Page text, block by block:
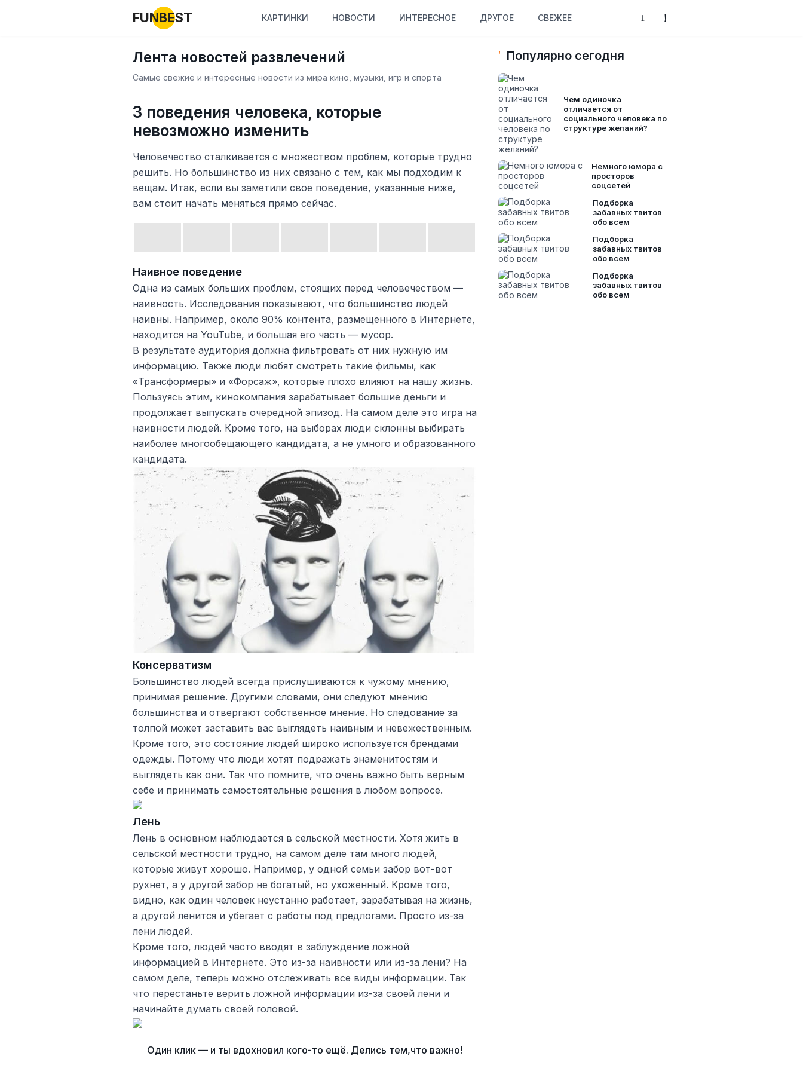
FUNBEST КАРТИНКИ НОВОСТИ ИНТЕРЕСНОЕ ДРУГОЕ СВЕЖЕЕ
Лента новостей развлечений
Самые свежие и интересные новости из мира кино, музыки, игр и спорта
3 поведения человека, которые
невозможно изменить
Человечество сталкивается с множеством проблем, которые трудно
решить. Но большинство из них связано с тем, как мы подходим к
вещам. Итак, если вы заметили свое поведение, указанные ниже,
вам стоит начать меняться прямо сейчас.
Наивное поведение
Одна из самых больших проблем, стоящих перед человечеством —
наивность. Исследования показывают, что большинство людей
наивны. Например, около 90% контента, размещенного в Интернете,
находится на YouTube, и большая его часть — мусор.
В результате аудитория должна фильтровать от них нужную им
информацию. Также люди любят смотреть такие фильмы, как
«Трансформеры» и «Форсаж», которые плохо влияют на нашу жизнь.
Пользуясь этим, кинокомпания зарабатывает большие деньги и
продолжает выпускать очередной эпизод. На самом деле это игра на
наивности людей. Кроме того, на выборах люди склонны выбирать
наиболее многообещающего кандидата, а не умного и образованного
кандидата.
Консерватизм
Большинство людей всегда прислушиваются к чужому мнению,
принимая решение. Другими словами, они следуют мнению
большинства и отвергают собственное мнение. Но следование за
толпой может заставить вас выглядеть наивным и невежественным.
Кроме того, это состояние людей широко используется брендами
одежды. Потому что люди хотят подражать знаменитостям и
выглядеть как они. Так что помните, что очень важно быть верным
себе и принимать самостоятельные решения в любом вопросе.
Лень
Лень в основном наблюдается в сельской местности. Хотя жить в
сельской местности трудно, на самом деле там много людей,
которые живут хорошо. Например, у одной семьи забор вот-вот
рухнет, а у другой забор не богатый, но ухоженный. Кроме того,
видно, как один человек неустанно работает, зарабатывая на жизнь,
а другой ленится и убегает с работы под предлогами. Просто из-за
лени людей.
Кроме того, людей часто вводят в заблуждение ложной
информацией в Интернете. Это из-за наивности или из-за лени? На
самом деле, теперь можно отслеживать все виды информации. Так
что перестаньте верить ложной информации из-за своей лени и
начинайте думать своей головой.
Популярно сегодня
Чем одиночка
отличается от
социального человека по
структуре желаний?
Немного юмора с
просторов
соцсетей
Подборка
забавных твитов
обо всем
Подборка
забавных твитов
обо всем
Подборка
забавных твитов
обо всем